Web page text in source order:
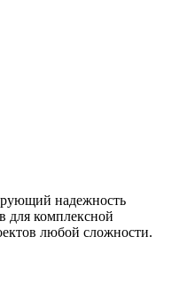
надежность
для комплексной
любой сложности.